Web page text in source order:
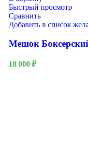
Быстрый просмотр
Сравнить
Добавить в список
Мешок
18 000 ₽